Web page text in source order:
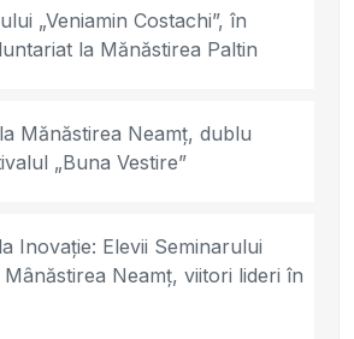
„Veniamin Costachi”, în
la Mănăstirea Paltin
Mănăstirea Neamț, dublu
„Buna Vestire”
Inovație: Elevii Seminarului
Neamț, viitori lideri în